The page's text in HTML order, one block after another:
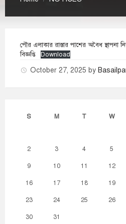
পৌর এলাকার রাস্তার পাশের অবৈধ স্থাপনা
বিজ্ঞপ্তি
Download
October 27, 2025 by
S M T W
2 3 4 5
9 10 11 12
16 17 18 19
23 24 25 26
30 31